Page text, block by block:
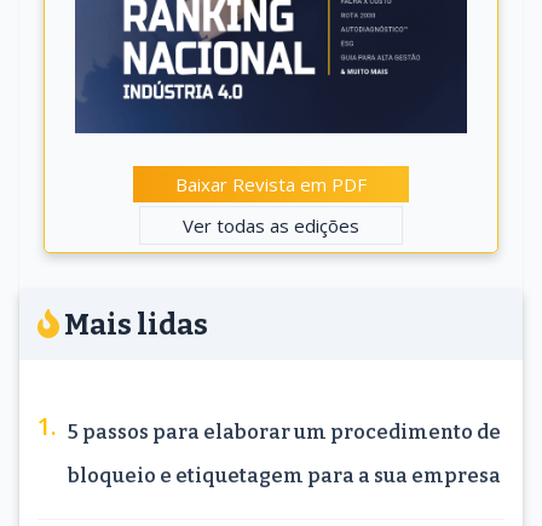
Baixar Revista em PDF
Ver todas as edições
Mais lidas
5 passos para elaborar um procedimento de
bloqueio e etiquetagem para a sua empresa